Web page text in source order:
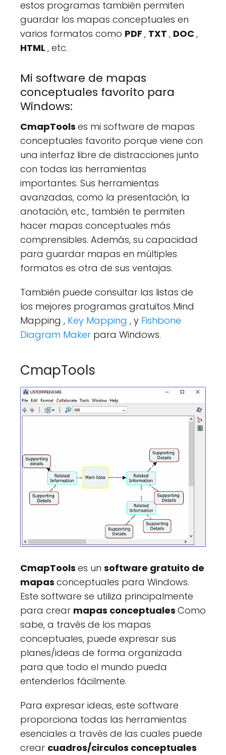
estos programas también permiten
guardar los mapas conceptuales en
varios formatos como PDF , TXT , DOC,
HTML , etc.
Mi software de mapas
conceptuales favorito para
Windows:
CmapTools es mi software de mapas
conceptuales favorito porque viene con
una interfaz libre de distracciones junto
con todas las herramientas
importantes. Sus herramientas
avanzadas, como la presentación, la
anotación, etc., también te permiten
hacer mapas conceptuales más
comprensibles. Además, su capacidad
para guardar mapas en múltiples
formatos es otra de sus ventajas.
También puede consultar las listas de
los mejores programas gratuitos Mind
Mapping , Key Mapping , y Fishbone
Diagram Maker para Windows.
CmapTools
CmapTools es un software gratuito de
mapas conceptuales para Windows.
Este software se utiliza principalmente
para crear mapas conceptuales Como
sabe, a través de los mapas
conceptuales, puede expresar sus
planes/ideas de forma organizada
para que todo el mundo pueda
entenderlos fácilmente.
Para expresar ideas, este software
proporciona todas las herramientas
esenciales a través de las cuales puede
crear cuadros/circulos conceptuales